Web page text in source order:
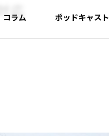
コラム ポッドキャスト
応